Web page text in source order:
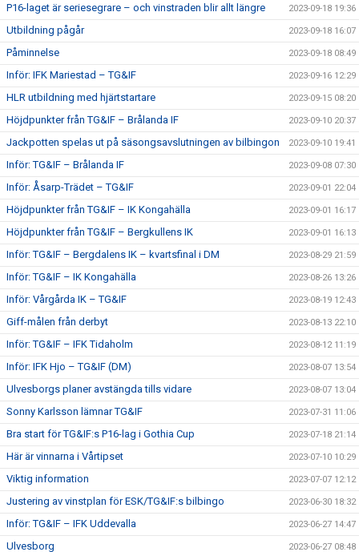
P16-laget är seriesegrare – och vinstraden blir allt längre 2023-09-18 19:36
Utbildning pågår 2023-09-18 16:07
Påminnelse 2023-09-18 08:49
Inför: IFK Mariestad – TG&IF 2023-09-16 12:29
HLR utbildning med hjärtstartare 2023-09-15 08:20
Höjdpunkter från TG&IF – Brålanda IF 2023-09-10 20:37
Jackpotten spelas ut på säsongsavslutningen av bilbingon 2023-09-10 19:41
Inför: TG&IF – Brålanda IF 2023-09-08 07:30
Inför: Åsarp-Trädet – TG&IF 2023-09-01 22:04
Höjdpunkter från TG&IF – IK Kongahälla 2023-09-01 16:17
Höjdpunkter från TG&IF – Bergkullens IK 2023-09-01 16:13
Inför: TG&IF – Bergdalens IK – kvartsfinal i DM 2023-08-29 21:59
Inför: TG&IF – IK Kongahälla 2023-08-26 13:26
Inför: Vårgårda IK – TG&IF 2023-08-19 12:43
Giff-målen från derbyt 2023-08-13 22:10
Inför: TG&IF – IFK Tidaholm 2023-08-12 11:19
Inför: IFK Hjo – TG&IF (DM) 2023-08-07 13:54
Ulvesborgs planer avstängda tills vidare 2023-08-07 13:04
Sonny Karlsson lämnar TG&IF 2023-07-31 11:06
Bra start för TG&IF:s P16-lag i Gothia Cup 2023-07-18 21:14
Här är vinnarna i Vårtipset 2023-07-10 10:29
Viktig information 2023-07-07 12:12
Justering av vinstplan för ESK/TG&IF:s bilbingo 2023-06-30 18:32
Inför: TG&IF – IFK Uddevalla 2023-06-27 14:47
Ulvesborg 2023-06-27 08:48